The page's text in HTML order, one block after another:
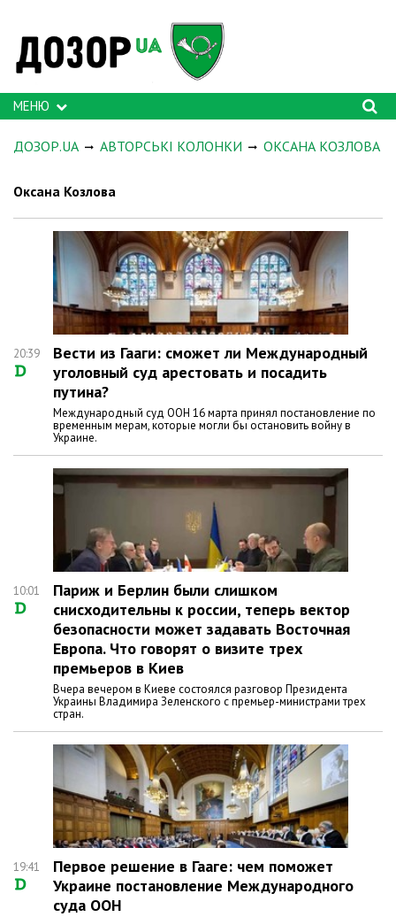
МЕНЮ
ДОЗОР.UA АВТОРСЬКІ КОЛОНКИ ОКСАНА КОЗЛОВА
Оксана Козлова
20:39
Вести из Гааги: сможет ли Международный
уголовный суд арестовать и посадить
путина?
Международный суд ООН 16 марта принял постановление по
временным мерам, которые могли бы остановить войну в
Украине.
10:01
Париж и Берлин были слишком
снисходительны к россии, теперь вектор
безопасности может задавать Восточная
Европа. Что говорят о визите трех
премьеров в Киев
Вчера вечером в Киеве состоялся разговор Президента
Украины Владимира Зеленского с премьер-министрами трех
стран.
19:41
Первое решение в Гааге: чем поможет
Украине постановление Международного
суда ООН